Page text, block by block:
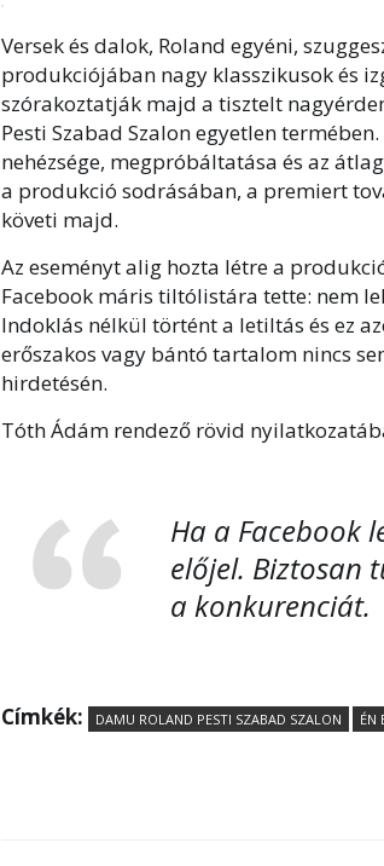
Versek és dalok, Roland egyéni,
produkciójában nagy klasszikusok és
szórakoztatják majd a tisztelt
Pesti Szabad Szalon egyetlen
nehézsége, megpróbáltatása és az
a produkció sodrásában, a premiert
követi majd.
Az eseményt alig hozta létre a
Facebook máris tiltólistára tette: nem
Indoklás nélkül történt a letiltás és ez
erőszakos vagy bántó tartalom nincs
hirdetésén.
Tóth Ádám rendező rövid
Ha a Facebook
előjel. Biztosan
a konkurenciát.
Címkék: DAMU ROLAND PESTI SZABAD SZALON ÉN